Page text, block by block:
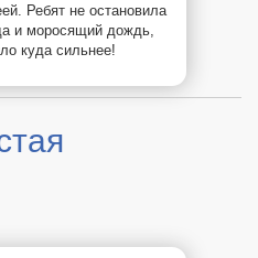
Ребят не остановила
и моросящий дождь,
куда сильнее!